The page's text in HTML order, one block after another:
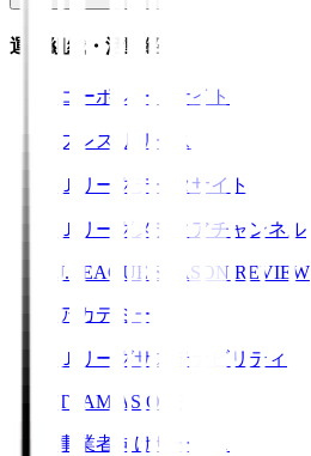
運営組織・活動紹介
コーポレートサイト
プレスリリース
Ｊリーグデータサイト
Ｊリーグメディアチャンネル
J.LEAGUE SEASON REVIEW
アカデミー
Ｊリーグサステナビリティ
TEAM AS ONE
事業者向けサービス